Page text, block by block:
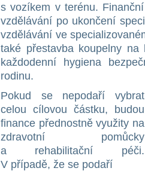
s vozíkem v terénu.
vzdělávání po ukončení
vzdělávání ve
také přestavba koupelny
každodenní hygiena
rodinu.
Pokud se nepodaří vybrat
celou cílovou částku, budou
finance přednostně využity na
zdravotní pomůcky
a rehabilitační péči.
V případě, že se podaří